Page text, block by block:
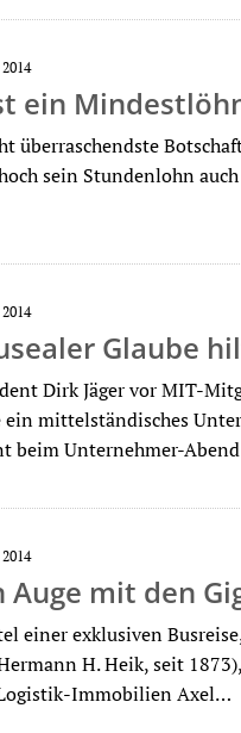
ein
überraschendste
sein Stundenlohn
Glaube
Dirk Jäger vor MIT-
ein mittelständisches
beim Unternehmer-
Auge mit den
einer exklusiven
H. Heik, seit
Immobilien Axel…